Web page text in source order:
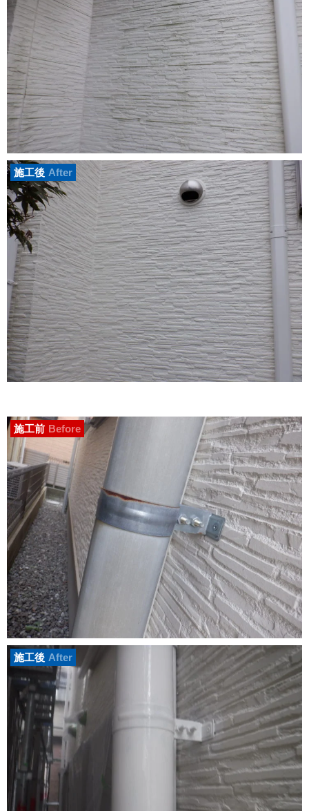
施工後 After
施工前 Before
施工後 After